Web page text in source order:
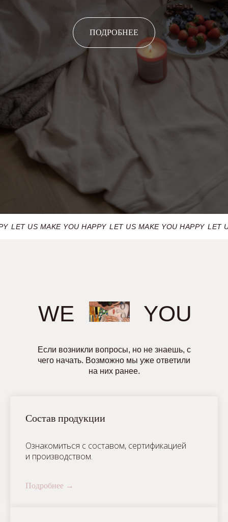
ПОДРОБНЕЕ
LET
LET US MAKE YOU HAPPY LET US MAKE YOU HAPPY
WE YOU
Если возникли вопросы, но не знаешь, с
чего начать. Возможно мы уже ответили
на них ранее.
Состав продукции
Ознакомиться с составом, сертификацией
и производством.
Подробнее